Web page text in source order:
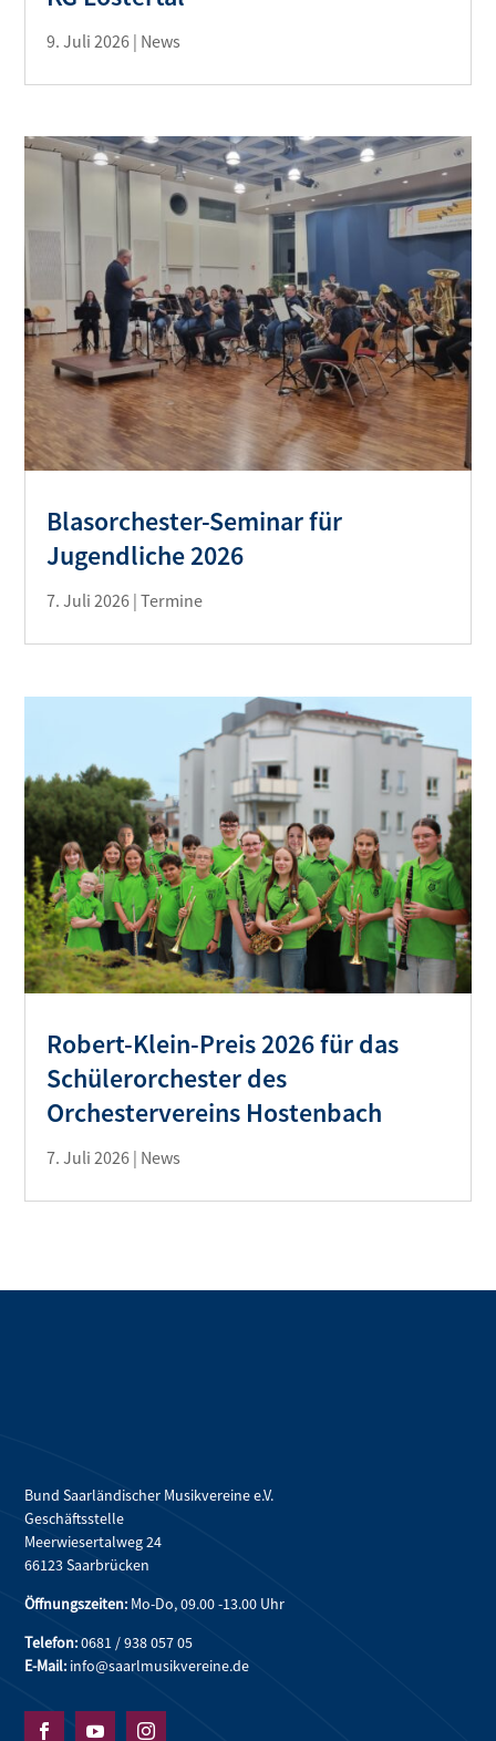
9. Juli 2026 | News
Blasorchester-Seminar für
Jugendliche 2026
7. Juli 2026 |Termine
Robert-Klein-Preis 2026 für das
Schülerorchester des
Orchestervereins Hostenbach
7. Juli 2026 | News
Bund Saarländischer Musikvereine e.V.
Geschäftsstelle
Meerwiesertalweg 24
66123 Saarbrücken
Öffnungszeiten: Mo-Do, 09.00 -13.00 Uhr
Telefon:0681 / 938 057 05
E-Mail: info@saarlmusikvereine.de
  